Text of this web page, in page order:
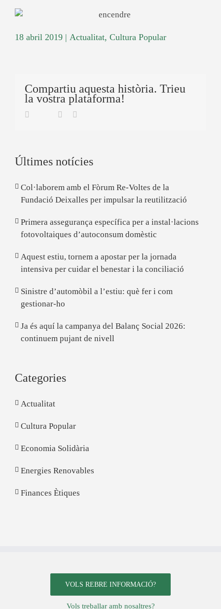
18 abril 2019 | Actualitat, Cultura Popular
Compartiu aquesta història. Trieu
la vostra plataforma!
Facebook
TwitterLinkedin
Últimes notícies
Col·laborem amb el Fòrum Re-Voltes de la
Fundació Deixalles per impulsar la reutilització
Primera assegurança específica per a instal·lacions
fotovoltaiques d’autoconsum domèstic
Aquest estiu, tornem a apostar per la jornada
intensiva per cuidar el benestar i la conciliació
Sinistre d’automòbil a l’estiu: què fer i com
gestionar-ho
Ja és aquí la campanya del Balanç Social 2026:
continuem pujant de nivell
Categories
Actualitat
Cultura Popular
Economia Solidària
Energies Renovables
Finances Ètiques
VOLS REBRE INFORMACIÓ?
Vols treballar amb nosaltres?